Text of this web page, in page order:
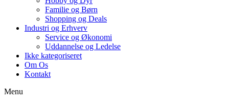
Familie og Børn
Shopping og Deals
Industri og Erhverv
Service og Økonomi
Uddannelse og Ledelse
Ikke kategoriseret
Om Os
Kontakt
Menu